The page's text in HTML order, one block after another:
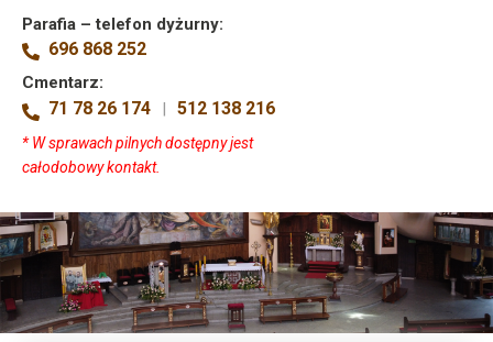
Parafia – telefon dyżurny:
696 868 252
Cmentarz:
71 78 26 174 | 512 138 216
* W sprawach pilnych dostępny jest
całodobowy kontakt.